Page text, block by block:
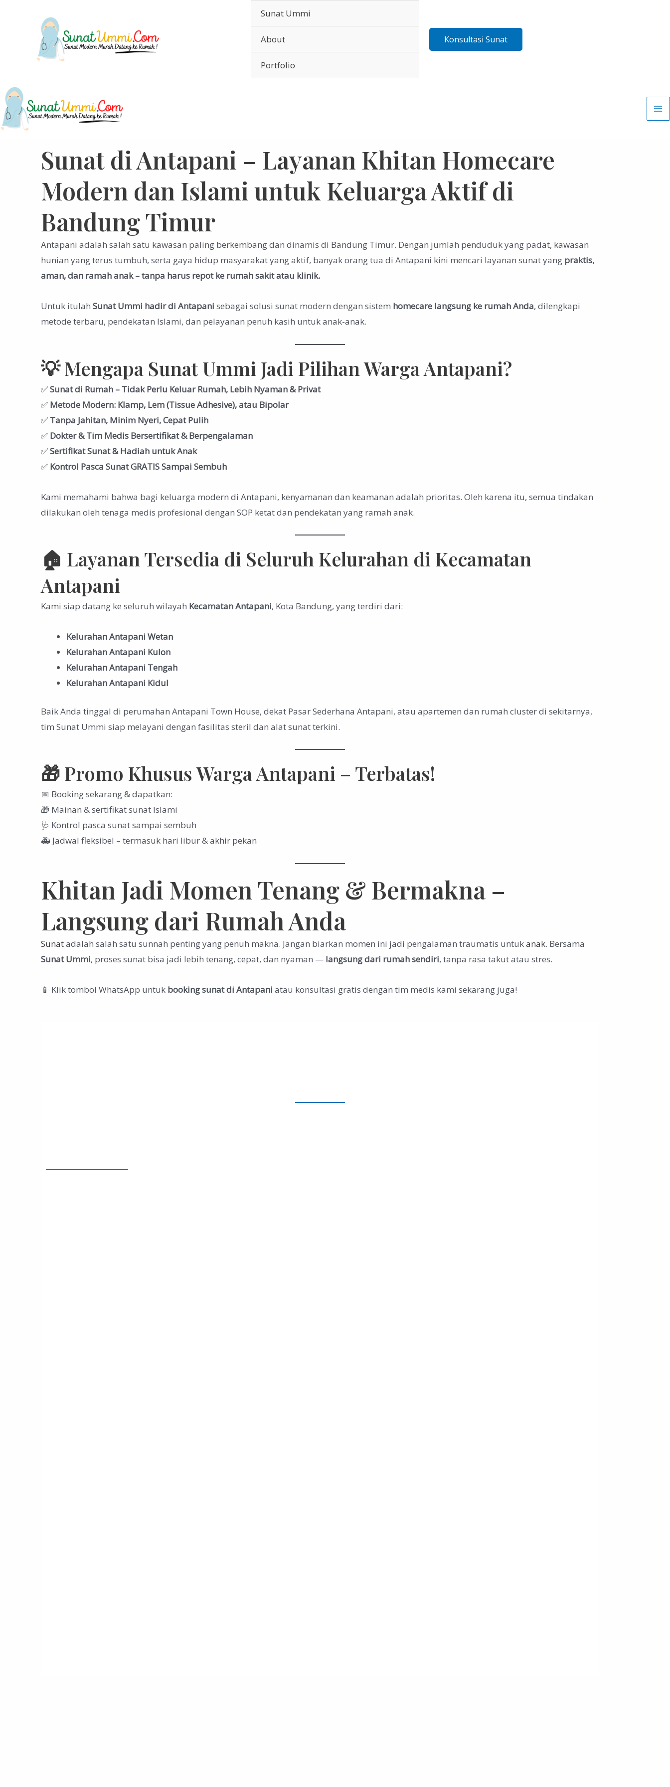
Sunat Ummi
About
Portfolio
Konsultasi Sunat
Sunat di Antapani – Layanan Khitan Homecare
Modern dan Islami untuk Keluarga Aktif di
Bandung Timur
Antapani adalah salah satu kawasan paling berkembang dan dinamis di Bandung Timur. Dengan jumlah penduduk yang padat, kawasan
hunian yang terus tumbuh, serta gaya hidup masyarakat yang aktif, banyak orang tua di Antapani kini mencari layanan sunat yang praktis,
aman, dan ramah anak – tanpa harus repot ke rumah sakit atau klinik.
Untuk itulah Sunat Ummi hadir di Antapani sebagai solusi sunat modern dengan sistem homecare langsung ke rumah Anda, dilengkapi
metode terbaru, pendekatan Islami, dan pelayanan penuh kasih untuk anak-anak.
💡 Mengapa Sunat Ummi Jadi Pilihan Warga Antapani?
✅Sunat di Rumah – Tidak Perlu Keluar Rumah, Lebih Nyaman & Privat
✅ Metode Modern: Klamp, Lem (Tissue Adhesive), atau Bipolar
✅ Tanpa Jahitan, Minim Nyeri, Cepat Pulih
✅ Dokter & Tim Medis Bersertifikat & Berpengalaman
✅Sertifikat Sunat & Hadiah untuk Anak
✅ Kontrol Pasca Sunat GRATIS Sampai Sembuh
Kami memahami bahwa bagi keluarga modern di Antapani, kenyamanan dan keamanan adalah prioritas. Oleh karena itu, semua tindakan
dilakukan oleh tenaga medis profesional dengan SOP ketat dan pendekatan yang ramah anak.
🏠 Layanan Tersedia di Seluruh Kelurahan di Kecamatan
Antapani
Kami siap datang ke seluruh wilayah Kecamatan Antapani, Kota Bandung, yang terdiri dari:
Kelurahan Antapani Wetan
Kelurahan Antapani Kulon
Kelurahan Antapani Tengah
Kelurahan Antapani Kidul
Baik Anda tinggal di perumahan Antapani Town House, dekat Pasar Sederhana Antapani, atau apartemen dan rumah cluster di sekitarnya,
tim Sunat Ummi siap melayani dengan fasilitas steril dan alat sunat terkini.
🎁 Promo Khusus Warga Antapani – Terbatas!
📅 Booking sekarang & dapatkan:
🎁 Mainan & sertifikat sunat Islami
🩺 Kontrol pasca sunat sampai sembuh
🚑 Jadwal fleksibel – termasuk hari libur & akhir pekan
Khitan Jadi Momen Tenang & Bermakna –
Langsung dari Rumah Anda
Sunatadalah salah satu sunnah penting yang penuh makna. Jangan biarkan momen ini jadi pengalaman traumatis untukanak. Bersama
Sunat Ummi, proses sunat bisa jadi lebih tenang, cepat, dan nyaman — langsung dari rumah sendiri, tanpa rasa takut atau stres.
📱 Klik tombol WhatsApp untuk booking sunat di Antapani atau konsultasi gratis dengan tim medis kami sekarang juga!